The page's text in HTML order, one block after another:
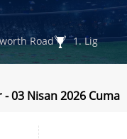
Road 1. Lig
03 Nisan 2026 Cuma